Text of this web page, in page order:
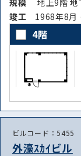
竣⼯ 1968年8月
4階
ビルコード：5455
外濠ｽｶｲビル